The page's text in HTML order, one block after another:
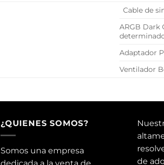
Cable de
ARGB Dark
Adaptador
Ventilador
¿QUIENES SOMOS?
Somos una empresa
de